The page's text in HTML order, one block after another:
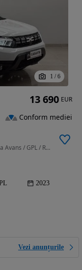
1 / 6
999 cm3 • 100 CP • Garantie 12 Luni / Rate Fara Avans / GPL / Revizie Noua / RAR INCLUS
2023
Vezi anunțurile
13 690 EUR
Conform mediei